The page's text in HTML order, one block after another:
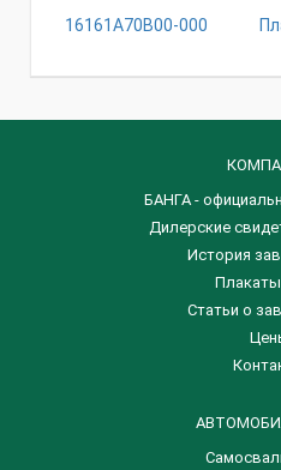
16161A70B00-000
БАНГА -
Дилерские
История
Статьи о